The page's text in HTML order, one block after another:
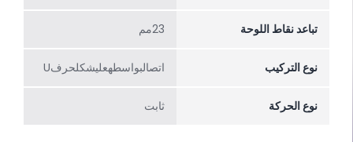
تباعد نقاط اللوحة 23مم
نوع التركيب اتصالبواسطهعلیشکلحرفU
نوع الحركة ثابت